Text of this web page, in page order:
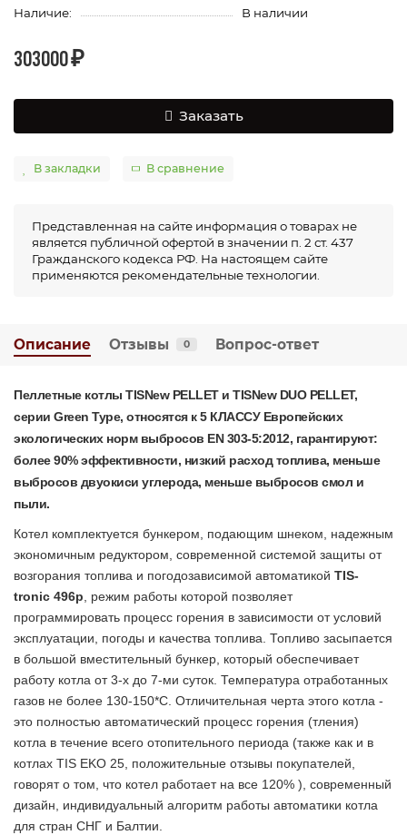
Наличие:
В наличии
303000 ₽
Заказать
В закладки В сравнение
Представленная на сайте информация о товарах не
является публичной офертой в значении п. 2 ст. 437
Гражданского кодекса РФ. На настоящем сайте
применяются рекомендательные технологии.
Описание Отзывы 0 Вопрос-ответ
Пеллетные котлы TISNew PELLET и TISNew DUO PELLET,
серии Green Type, относятся к 5 КЛАССУ Европейских
экологических норм выбросов EN 303-5:2012, гарантируют:
более 90% эффективности, низкий расход топлива, меньше
выбросов двуокиси углерода, меньше выбросов смол и
пыли.
Котел комплектуется бункером, подающим шнеком, надежным
экономичным редуктором, современной системой защиты от
возгорания топлива и погодозависимой автоматикой TIS-
tronic 496p, режим работы которой позволяет
программировать процесс горения в зависимости от условий
эксплуатации, погоды и качества топлива. Топливо засыпается
в большой вместительный бункер, который обеспечивает
работу котла от 3-х до 7-ми суток. Температура отработанных
газов не более 130-150*С. Отличительная черта этого котла -
это полностью автоматический процесс горения (тления)
котла в течение всего отопительного периода (также как и в
котлах TIS EKO 25, положительные отзывы покупателей,
говорят о том, что котел работает на все 120% ), современный
дизайн, индивидуальный алгоритм работы автоматики котла
для стран СНГ и Балтии.